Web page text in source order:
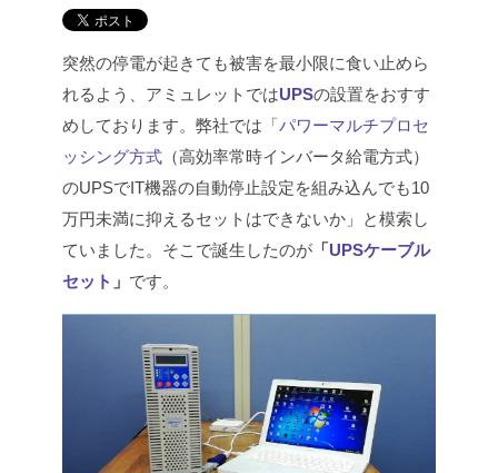
突然の停電が起きても被害を最小限に食い止めら
れるよう、アミュレットではUPSの設置をおすす
めしております。 弊社では「パワーマルチプロセ
ッシング方式 （高効率常時インバータ給電方式）
のUPSでIT機器の自動停止設定を組み込んでも10
万円未満に抑えるセットはできないか」と模索し
ていました。 そこで誕生したのが 「UPSケーブル
セット 」 です。